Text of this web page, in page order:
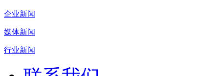
企业新闻
媒体新闻
行业新闻